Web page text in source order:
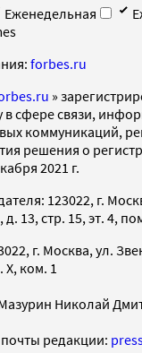
Еженедельная
forbes.ru
»
в сфере связи,
коммуникаций,
решения о
2021 г.
123022, г.
13, стр. 15, эт. 4,
г. Москва, ул.
X, ком. 1
Николай
редакции: